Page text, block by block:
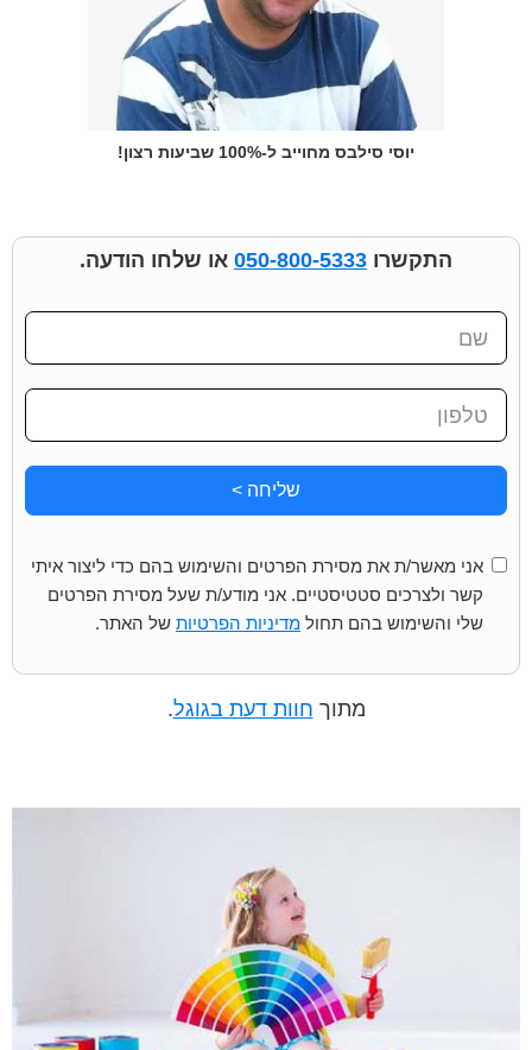
יוסי סילבס מחוייב ל-100% שביעות רצון!
התקשרו 050-800-5333 או שלחו הודעה.
שליחה >
אני מאשר/ת את מסירת הפרטים והשימוש בהם כדי ליצור איתי
קשר ולצרכים סטטיסטיים. אני מודע/ת שעל מסירת הפרטים
שלי והשימוש בהם תחול מדיניות הפרטיות של האתר.
מתוך חוות דעת בגוגל.